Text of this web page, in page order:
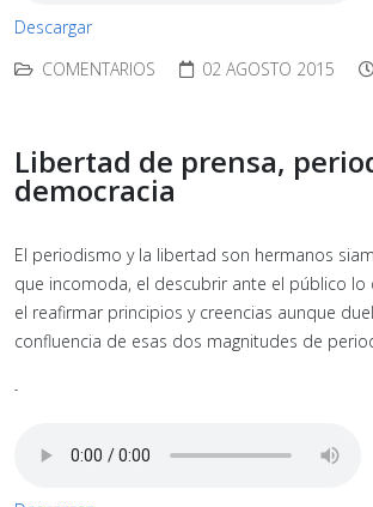
Descargar
COMENTARIOS
02 AGOSTO 2015
Libertad de prensa,
democracia
El periodismo y la libertad son hermanos
que incomoda, el descubrir ante el público lo
el reafirmar principios y creencias aunque
confluencia de esas dos magnitudes de
-